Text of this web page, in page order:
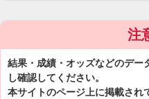
注
結果・成績・オッズなどのデー
し確認してください。
本サイトのページ上に掲載され